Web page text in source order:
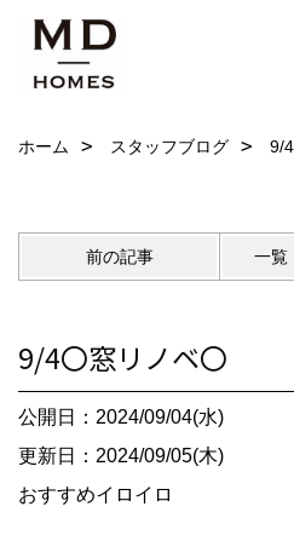
ホーム スタッフブログ 9/
前の記事 一覧
9/4〇窓リノベ〇
公開日：2024/09/04(水)
更新日：2024/09/05(木)
おすすめイロイロ